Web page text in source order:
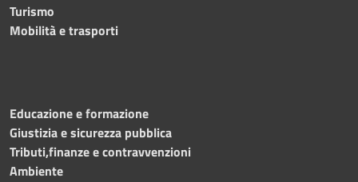
Turismo
Mobilità e trasporti
Educazione e formazione
Giustizia e sicurezza pubblica
Tributi,finanze e contravvenzioni
Ambiente